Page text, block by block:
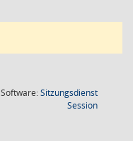
Software:Sitzungsdienst
Session(Wird in